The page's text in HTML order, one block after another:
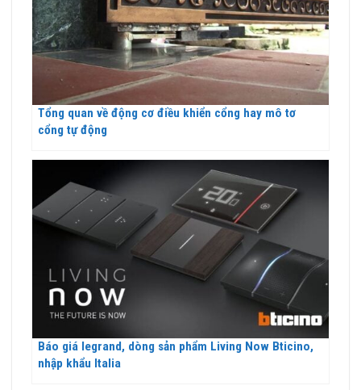
Tổng quan về động cơ điều khiển cổng hay mô tơ
cổng tự động
Báo giá legrand, dòng sản phẩm Living Now Bticino,
nhập khẩu Italia